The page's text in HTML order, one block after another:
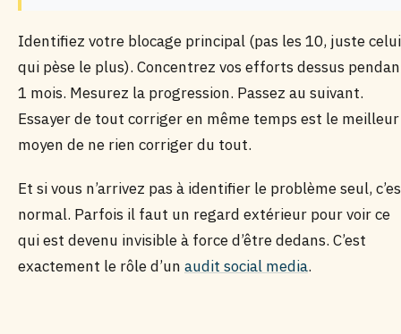
Identifiez votre blocage principal (pas les 10, juste celui
qui pèse le plus). Concentrez vos efforts dessus
1 mois. Mesurez la progression. Passez au suivant.
Essayer de tout corriger en même temps est le meilleur
moyen de ne rien corriger du tout.
Et si vous n’arrivez pas à identifier le problème seul,
normal. Parfois il faut un regard extérieur pour voir ce
qui est devenu invisible à force d’être dedans. C’est
exactement le rôle d’un audit social media.